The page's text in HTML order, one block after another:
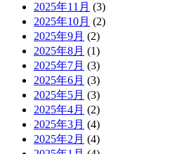
2025年11月 (3)
2025年10月 (2)
2025年9月 (2)
2025年8月 (1)
2025年7月 (3)
2025年6月 (3)
2025年5月 (3)
2025年4月 (2)
2025年3月 (4)
2025年2月 (4)